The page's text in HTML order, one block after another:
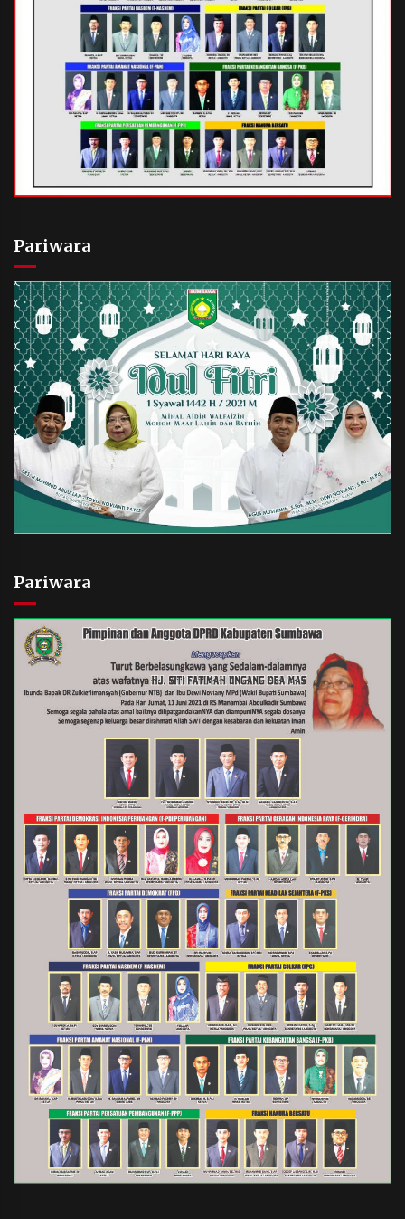
Pariwara
Pariwara